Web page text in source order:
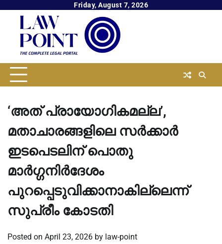
content
Friday, August 7, 2026
‘അത് പ്രായോഗികമല്ല’,
മതാചാരങ്ങളിലെ സര്‍ക്കാര്‍
ഇടപെടലിന് പൊതു
മാര്‍ഗ്ഗനിര്‍ദേശം
പുറപ്പെടുവിക്കാനാകില്ലെന്ന്
സുപ്രീം കോടതി
Posted on April 23, 2026 by law-point